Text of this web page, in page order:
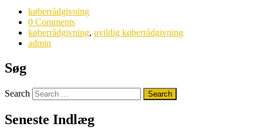
køberrådgivning
0 Comments
køberrådgivning, uvildig køberrådgivning
admin
Søg
Search
Seneste Indlæg